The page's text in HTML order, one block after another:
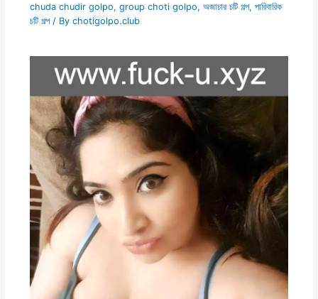
chuda chudir golpo, group choti golpo, অজাচার চটি গল্প, পারিবারিক
চটি গল্প/ By chotigolpo.club